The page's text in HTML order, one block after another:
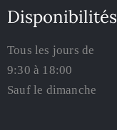
Disponibilités
Tous les jours de
9:30 à 18:00
Sauf le dimanche